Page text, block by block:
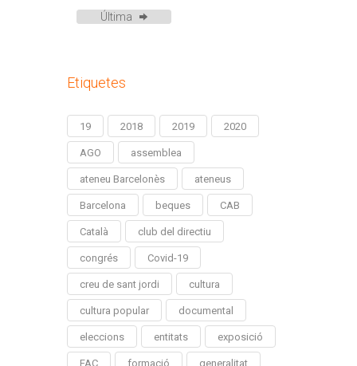
Última
Etiquetes
19 2018 2019 2020
AGO assemblea
ateneu Barcelonès ateneus
Barcelona beques CAB
Català club del directiu
congrés Covid-19
creu de sant jordi cultura
cultura popular documental
eleccions entitats exposició
FAC formació generalitat